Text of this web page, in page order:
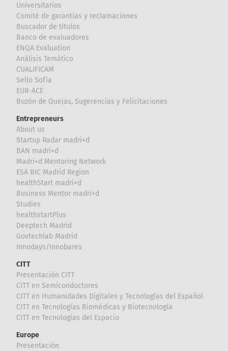
Universitarios
Comité de garantías y reclamaciones
Buscador de títulos
Banco de evaluadores
ENQA Evaluation
Análisis Temático
CUALIFICAM
Sello Sofía
EUR-ACE
Buzón de Quejas, Sugerencias y Felicitaciones
Entrepreneurs
About us
Startup Radar madri+d
BAN madri+d
Madri+d Mentoring Network
ESA BIC Madrid Region
healthStart madri+d
Business Mentor madri+d
Studies
healthstartPlus
Deeptech Madrid
Govtechlab Madrid
Innodays/Innobares
CITT
Presentación CITT
CITT en Semiconductores
CITT en Humanidades Digitales y Tecnologías del Español
CITT en Tecnologías Biomédicas y Biotecnología
CITT en Tecnologías del Espacio
Europe
Presentación